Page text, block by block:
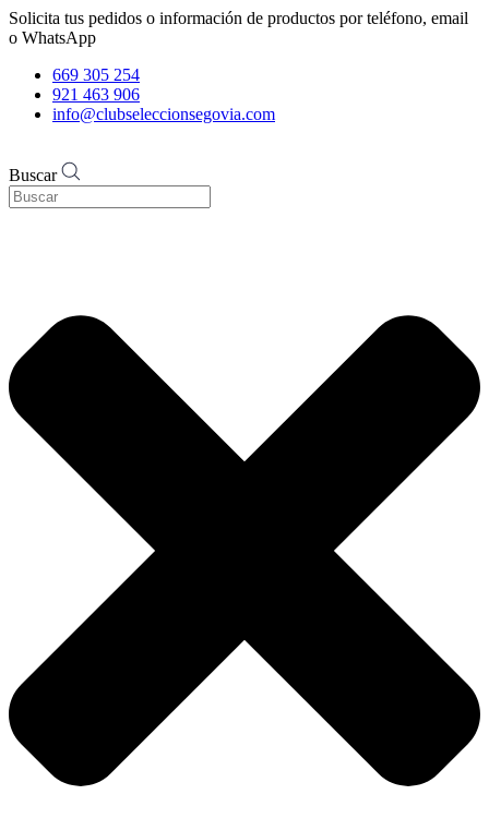
Solicita tus pedidos o información de productos por teléfono, email
o WhatsApp
669 305 254
921 463 906
info@clubseleccionsegovia.com
Buscar